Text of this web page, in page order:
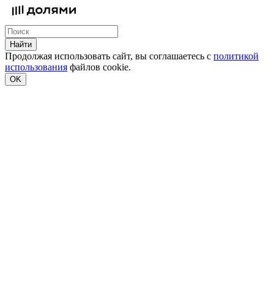
Найти
Продолжая использовать сайт, вы соглашаетесь с политикой
использования файлов cookie.
OK